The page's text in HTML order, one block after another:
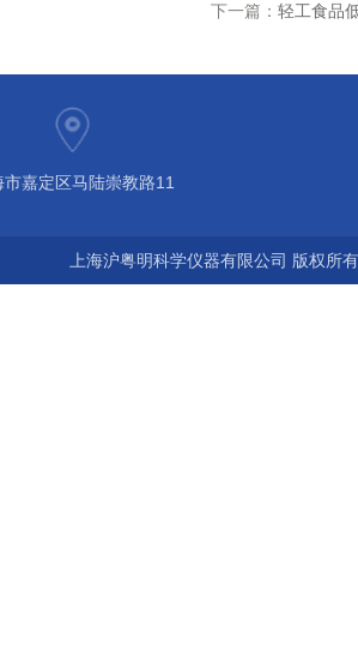
下一篇： 轻工食品
市嘉定区马陆崇教路11
上海沪粤明科学仪器有限公司 版权所